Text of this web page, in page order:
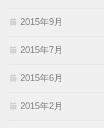
2015年9月
2015年7月
2015年6月
2015年2月